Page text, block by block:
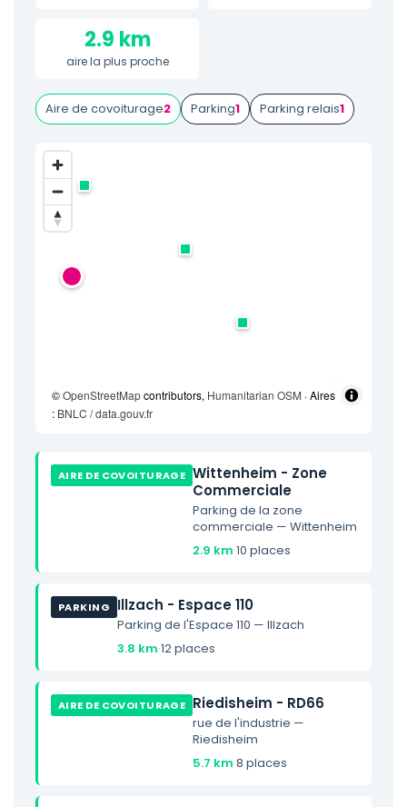
2.9 km
aire la plus proche
Aire de covoiturage2 Parking1 Parking relais1
©OpenStreetMapcontributors, Humanitarian OSM · Aires
: BNLC / data.gouv.fr
AIRE DE COVOITURAGE Wittenheim - Zone
Commerciale
Parking de la zone
commerciale — Wittenheim
2.9 km·10 places
PARKING Illzach - Espace 110
Parking de l'Espace 110 — Illzach
3.8 km·12 places
AIRE DE COVOITURAGE Riedisheim - RD66
rue de l'industrie —
Riedisheim
5.7 km·8 places